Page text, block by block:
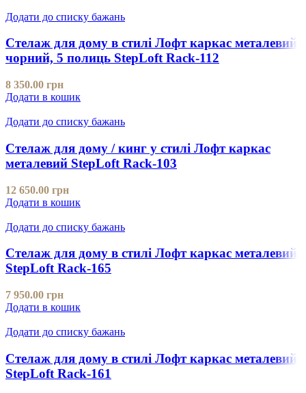
Додати до списку бажань
Стелаж для дому в стилі Лофт каркас металевий,
чорний, 5 полиць StepLoft Rack-112
8 350.00 грн
Додати в кошик
Додати до списку бажань
Стелаж для дому / кинг у стилі Лофт каркас
металевий StepLoft Rack-103
12 650.00 грн
Додати в кошик
Додати до списку бажань
Стелаж для дому в стилі Лофт каркас металевий
StepLoft Rack-165
7 950.00 грн
Додати в кошик
Додати до списку бажань
Стелаж для дому в стилі Лофт каркас металевий
StepLoft Rack-161